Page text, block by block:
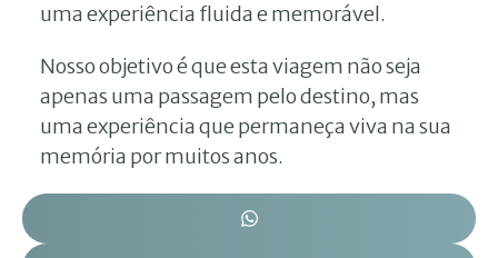
uma experiência fluida e memorável.
Nosso objetivo é que esta viagem não seja
apenas uma passagem pelo destino, mas
uma experiência que permaneça viva na sua
memória por muitos anos.